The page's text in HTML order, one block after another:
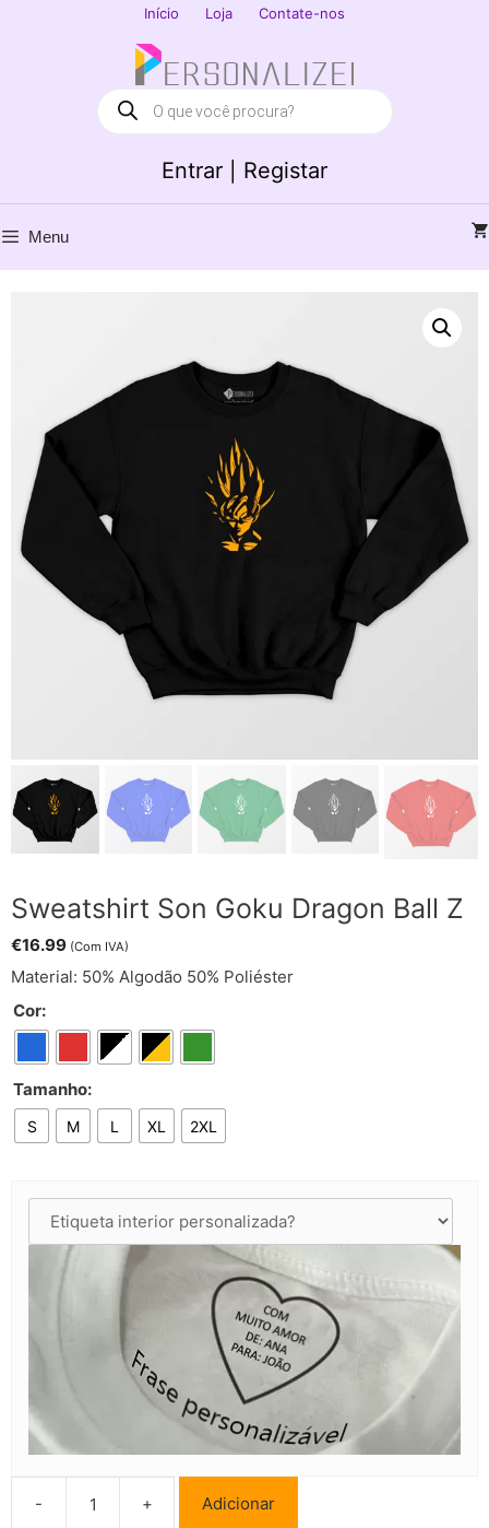
Início Loja Contate-nos
Entrar | Registar
Products
search
Menu
Sweatshirt Son Goku Dragon Ball Z
€16.99 (Com IVA)
Material: 50% Algodão 50% Poliéster
Cor:
Tamanho:
S M L XL 2XL
-
Quantidade
+ Adicionar